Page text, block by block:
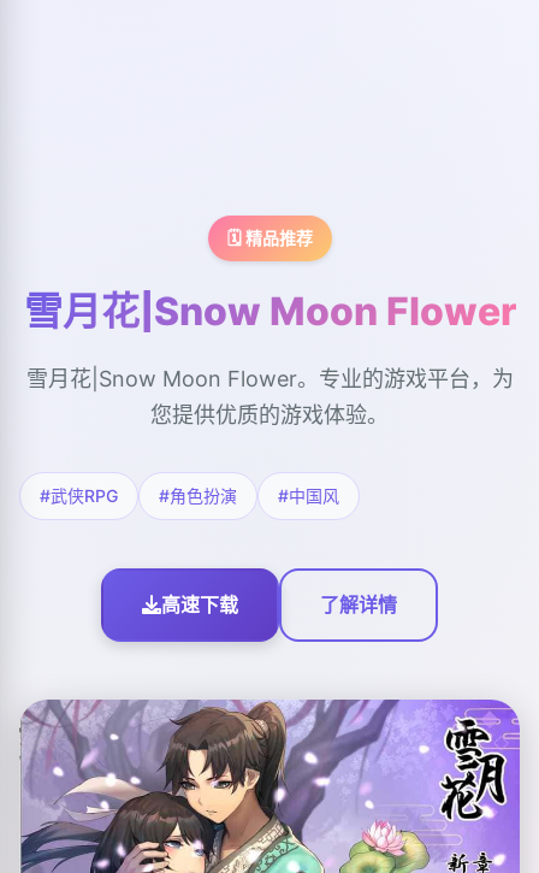
🗓️ 精品推荐
雪月花|Snow Moon Flower
雪月花|Snow Moon Flower。专业的游戏平台，为
您提供优质的游戏体验。
#武侠RPG #角色扮演 #中国风
高速下载 了解详情